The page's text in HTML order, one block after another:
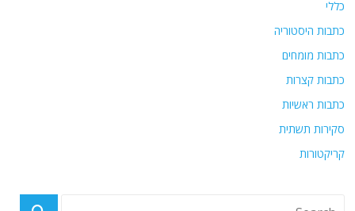
כללי
כתבות היסטוריה
כתבות מומחים
כתבות קצרות
כתבות ראשיות
סקירות תשתית
קריקטורות